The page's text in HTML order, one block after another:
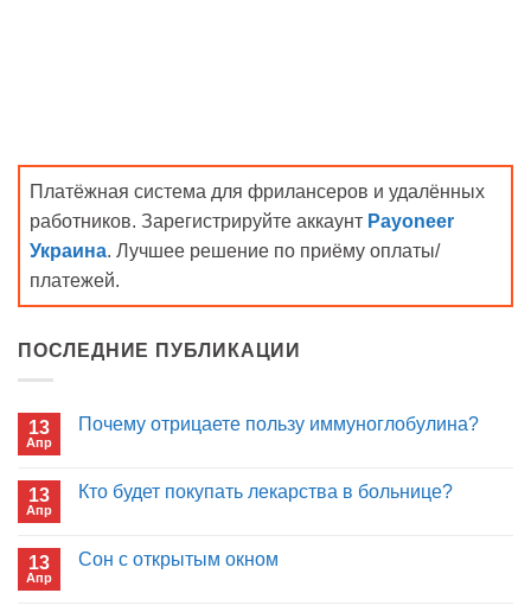
Платёжная система для фрилансеров и удалённых
работников. Зарегистрируйте аккаунт Payoneer
Украина. Лучшее решение по приёму оплаты/
платежей.
ПОСЛЕДНИЕ ПУБЛИКАЦИИ
13
Апр
Почему отрицаете пользу иммуноглобулина?
Почему
13
Апр
Кто будет покупать лекарства в больнице?
Кто
13
Апр
Сон с открытым окном